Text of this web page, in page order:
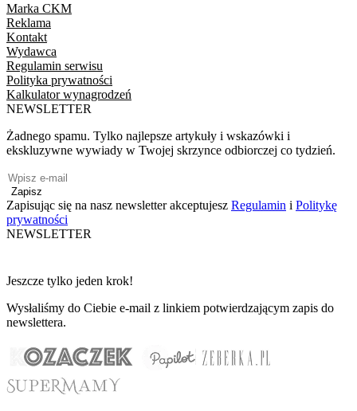
Marka CKM
Reklama
Kontakt
Wydawca
Regulamin serwisu
Polityka prywatności
Kalkulator wynagrodzeń
NEWSLETTER
Żadnego spamu. Tylko najlepsze artykuły i wskazówki i
ekskluzywne wywiady w Twojej skrzynce odbiorczej co tydzień.
Zapisz
Zapisując się na nasz newsletter akceptujesz Regulamin i Politykę
prywatności
NEWSLETTER
Jeszcze tylko jeden krok!
Wysłaliśmy do Ciebie e-mail z linkiem potwierdzającym zapis do
newslettera.